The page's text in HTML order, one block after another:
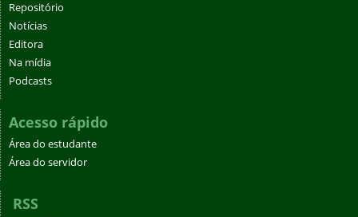
Repositório
Notícias
Editora
Na mídia
Podcasts
Acesso rápido
Área do estudante
Área do servidor
RSS